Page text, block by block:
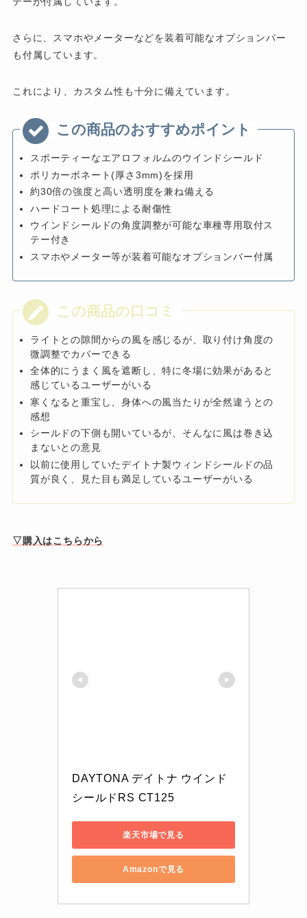
さらに、スマホやメーターなどを装着可能なオプションバー
も付属しています。
これにより、カスタム性も十分に備えています。
スポーティーなエアロフォルムのウインドシールド
ポリカーボネート(厚さ3mm)を採用
約30倍の強度と高い透明度を兼ね備える
ハードコート処理による耐傷性
ウインドシールドの角度調整が可能な車種専用取付ス
テー付き
スマホやメーター等が装着可能なオプションバー付属
ライトとの隙間からの風を感じるが、取り付け角度の
微調整でカバーできる
全体的にうまく風を遮断し、特に冬場に効果があると
感じているユーザーがいる
寒くなると重宝し、身体への風当たりが全然違うとの
感想
シールドの下側も開いているが、そんなに風は巻き込
まないとの意見
以前に使用していたデイトナ製ウィンドシールドの品
質が良く、見た目も満足しているユーザーがいる
▽購入はこちらから
DAYTONA デイトナ ウインド
シールドRS CT125
楽天市場で見る
Amazonで見る